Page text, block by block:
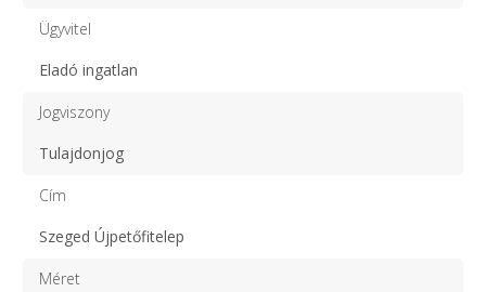
Ügyvitel
Eladó ingatlan
Jogviszony
Tulajdonjog
Cím
Szeged Újpetőfitelep
Méret